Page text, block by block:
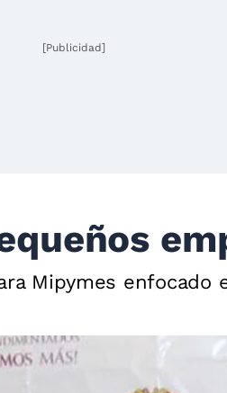
[Publicidad]
Mipymes enfocado